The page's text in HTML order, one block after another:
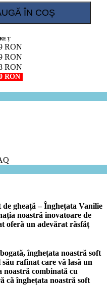
ÎN COȘ
RON
RON
RON
RON
gheață – Înghețata Vanilie
noastră inovatoare de
oferă un adevărat răsfăț
înghețata noastră soft
său rafinat care vă lasă un
noastră combinată cu
că înghețata noastră soft